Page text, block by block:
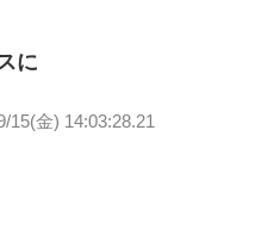
に
15(金) 14:03:28.21